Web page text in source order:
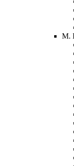
M.